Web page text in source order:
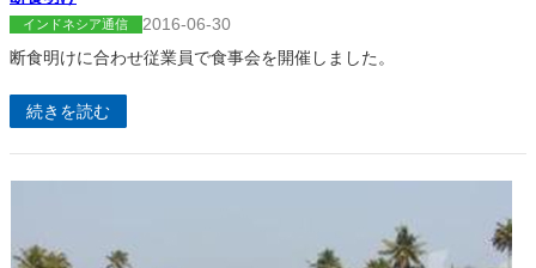
インドネシア通信
2016-06-30
断食明けに合わせ従業員で食事会を開催しました。
続きを読む